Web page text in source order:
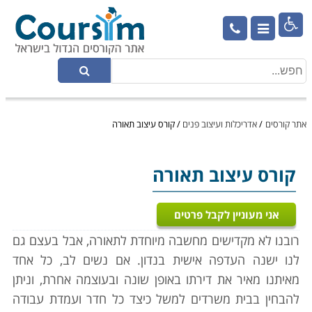

אתר קורסים /אדריכלות ועיצוב פנים /קורס עיצוב תאורה
קורס עיצוב תאורה
אני מעוניין לקבל פרטים
רובנו לא מקדישים מחשבה מיוחדת לתאורה, אבל בעצם גם
לנו ישנה העדפה אישית בנדון. אם נשים לב, כל אחד
מאיתנו מאיר את דירתו באופן שונה ובעוצמה אחרת, וניתן
להבחין בבית משרדים למשל כיצד כל חדר ועמדת עבודה